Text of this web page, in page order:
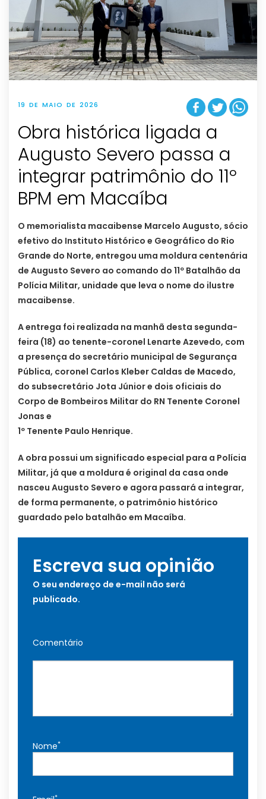
19 DE MAIO DE 2026
Obra histórica ligada a
Augusto Severo passa a
integrar patrimônio do 11º
BPM em Macaíba
O memorialista macaibense Marcelo Augusto, sócio
efetivo do Instituto Histórico e Geográfico do Rio
Grande do Norte, entregou uma moldura centenária
de Augusto Severo ao comando do 11º Batalhão da
Polícia Militar, unidade que leva o nome do ilustre
macaibense.
A entrega foi realizada na manhã desta segunda-
feira (18) ao tenente-coronel Lenarte Azevedo, com
a presença do secretário municipal de Segurança
Pública, coronel Carlos Kleber Caldas de Macedo,
do subsecretário Jota Júnior e dois oficiais do
Corpo de Bombeiros Militar do RN Tenente Coronel
Jonas e
1º Tenente Paulo Henrique.
A obra possui um significado especial para a Polícia
Militar, já que a moldura é original da casa onde
nasceu Augusto Severo e agora passará a integrar,
de forma permanente, o patrimônio histórico
guardado pelo batalhão em Macaíba.
Escreva sua opinião
O seu endereço de e-mail não será
publicado.
Comentário
Nome*